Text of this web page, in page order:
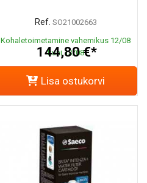
Ref. SO21002663
Kohaletoimetamine vahemikus 12/08
kuni 13/08
144,80 €*
Lisa ostukorvi